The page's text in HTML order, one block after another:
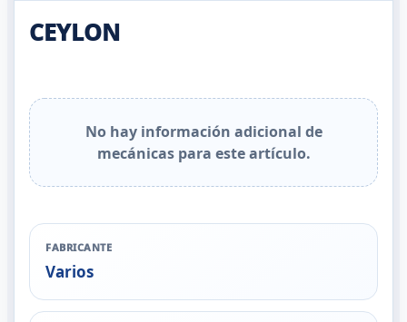
CEYLON
No hay información adicional de
mecánicas para este artículo.
FABRICANTE
Varios